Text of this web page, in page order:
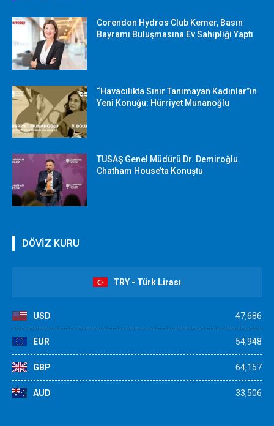
Corendon Hydros Club Kemer, Basın
Bayramı Buluşmasına Ev Sahipliği Yaptı
“Havacılıkta Sınır Tanımayan Kadınlar”ın
Yeni Konuğu: Hürriyet Munanoğlu
TUSAŞ Genel Müdürü Dr. Demiroğlu
Chatham House’ta Konuştu
DÖVİZ KURU
TRY - Türk Lirası
USD 47,686
EUR 54,948
GBP 64,157
AUD 33,506